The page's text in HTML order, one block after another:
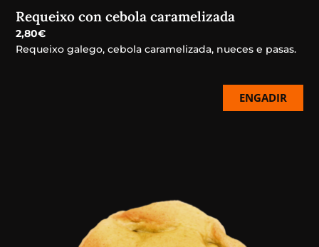
Requeixo con cebola caramelizada
2,80€
Requeixo galego, cebola caramelizada, nueces e pasas.
ENGADIR